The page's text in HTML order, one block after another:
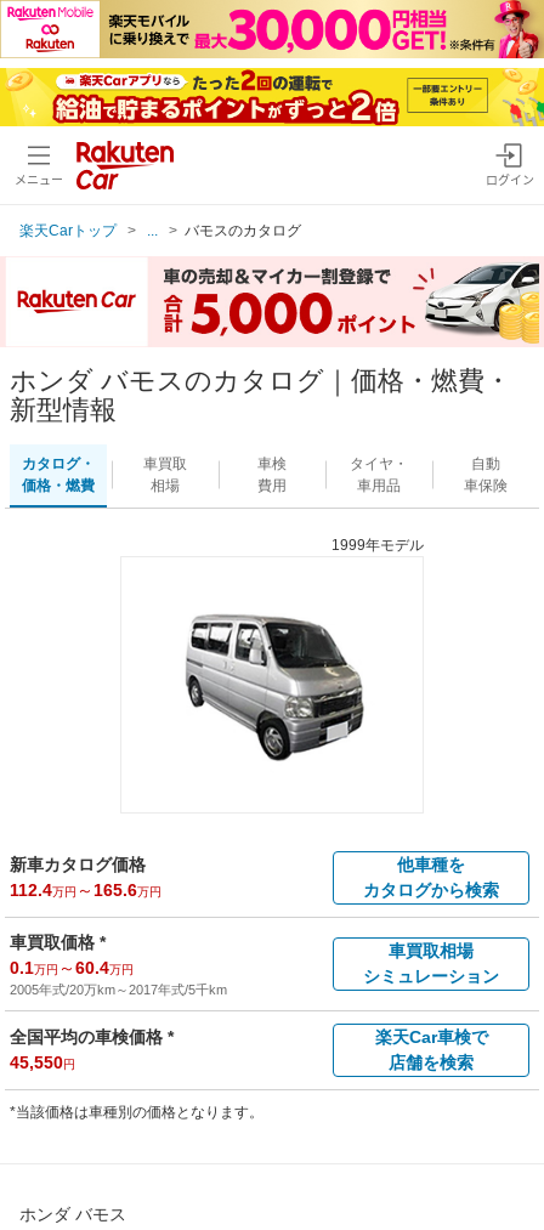
メニュー ログイン
楽天Carトップ バモスのカタログ
ホンダ バモスのカタログ｜価格・燃費・
新型情報
カタログ・
価格・燃費
車買取
相場
車検
費用
タイヤ・
車用品
自動
車保険
1999年モデル
新車カタログ価格
112.4万円 ～ 165.6万円
他車種を
カタログから検索
車買取価格 *
0.1万円 ～60.4万円
2005年式/20万km～2017年式/5千km
車買取相場
シミュレーション
全国平均の車検価格 *
45,550円
楽天Car車検で
店舗を検索
*当該価格は車種別の価格となります。
ホンダ バモス